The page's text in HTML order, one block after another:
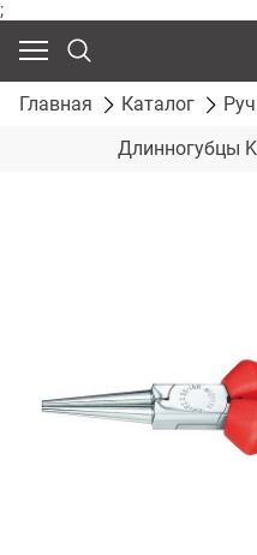
;
Главная Каталог
Длинногубцы